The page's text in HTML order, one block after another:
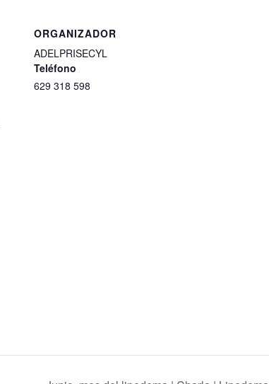
ORGANIZADOR
ADELPRISECYL
Teléfono
629 318 598